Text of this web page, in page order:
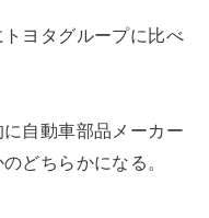
ヨタグループに比べ
自動車部品メーカー
どちらかになる。